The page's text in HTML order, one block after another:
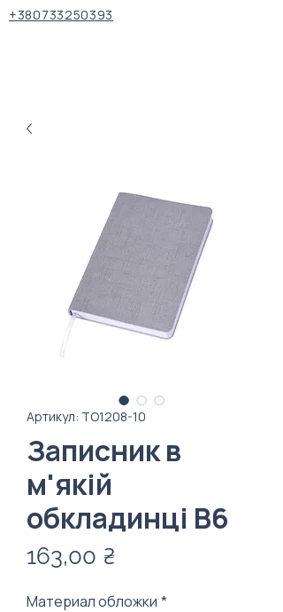
+380733250393
Артикул: ТО1208-10
Записник в
м'якій
обкладинці В6
163,00 ₴
Материал обложки *